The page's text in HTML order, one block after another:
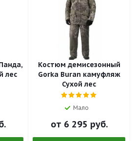
лес
Костюм демисезонный
Gorka Buran камуфляж
Сухой лес
Мало
от 6 295 руб.